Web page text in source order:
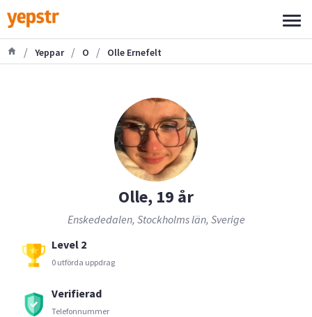
/ Yeppar / O / Olle Ernefelt
Olle, 19 år
Enskededalen, Stockholms län, Sverige
Level 2
0 utförda uppdrag
Verifierad
Telefonnummer